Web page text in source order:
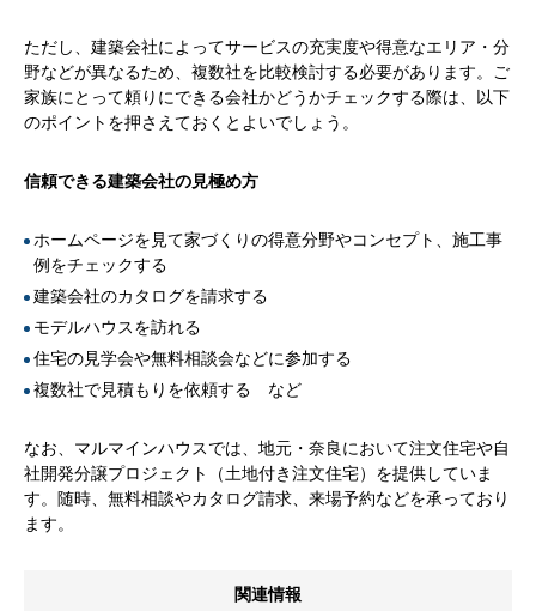
ただし、建築会社によってサービスの充実度や得意なエリア・分
野などが異なるため、複数社を比較検討する必要があります。ご
家族にとって頼りにできる会社かどうかチェックする際は、以下
のポイントを押さえておくとよいでしょう。
信頼できる建築会社の見極め方
ホームページを見て家づくりの得意分野やコンセプト、施工事
例をチェックする
建築会社のカタログを請求する
モデルハウスを訪れる
住宅の見学会や無料相談会などに参加する
複数社で見積もりを依頼する など
なお、マルマインハウスでは、地元・奈良において注文住宅や自
社開発分譲プロジェクト（土地付き注文住宅）を提供していま
す。随時、無料相談やカタログ請求、来場予約などを承っており
ます。
関連情報